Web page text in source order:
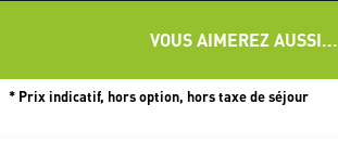
VOUS AIMEREZ AUSSI...
* Prix indicatif, hors option, hors taxe de séjour